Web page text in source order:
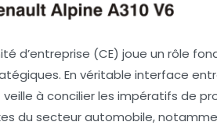
d’entreprise (CE) joue un rôle
En véritable interface
à concilier les impératifs de
du secteur automobile,